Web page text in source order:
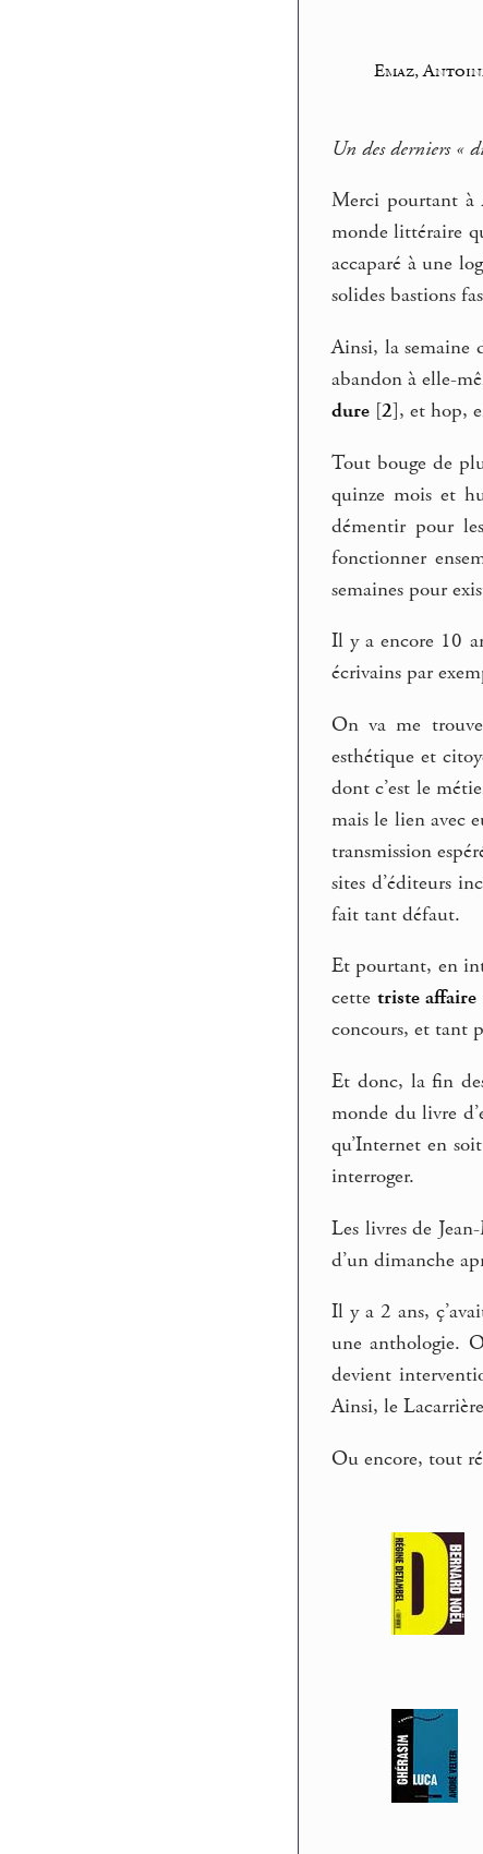
Emaz,
Un des derniers «
Merci pourtant à
monde littéraire
accaparé à une
solides bastions
Ainsi, la semaine
abandon à elle-
dure [2], et hop,
Tout bouge de
quinze mois et
démentir pour
fonctionner
semaines pour
Il y a encore 10
écrivains par
On va me
esthétique et
dont c’est le
mais le lien avec
transmission
sites d’éditeurs
fait tant défaut.
Et pourtant, en
cette triste affaire
concours, et tant
Et donc, la fin
monde du livre
qu’Internet en
interroger.
Les livres de
d’un dimanche
Il y a 2 ans,
une anthologie.
devient
Ainsi, le
Ou encore, tout